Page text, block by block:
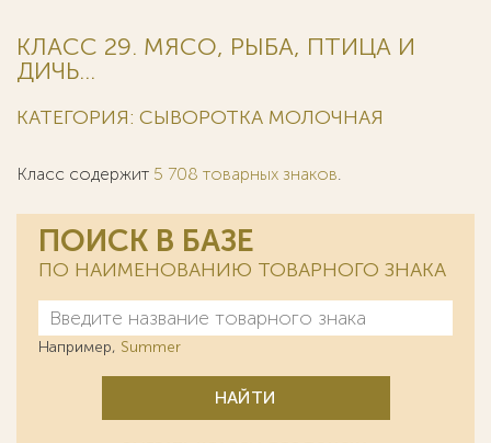
КЛАСС 29. МЯСО, РЫБА, ПТИЦА И
ДИЧЬ...
КАТЕГОРИЯ: СЫВОРОТКА МОЛОЧНАЯ
Класс содержит 5 708 товарных знаков.
ПОИСК В БАЗЕ
ПО НАИМЕНОВАНИЮ ТОВАРНОГО ЗНАКА
Например, Summer
НАЙТИ